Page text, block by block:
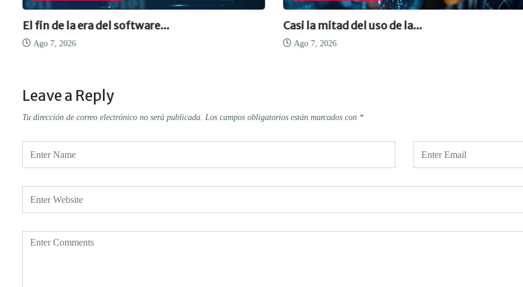
El fin de la era del software...
Ago 7, 2026
Casi la mitad del uso de la...
Ago 7, 2026
Leave a Reply
Tu dirección de correo electrónico no será publicada. Los campos obligatorios están marcados con *